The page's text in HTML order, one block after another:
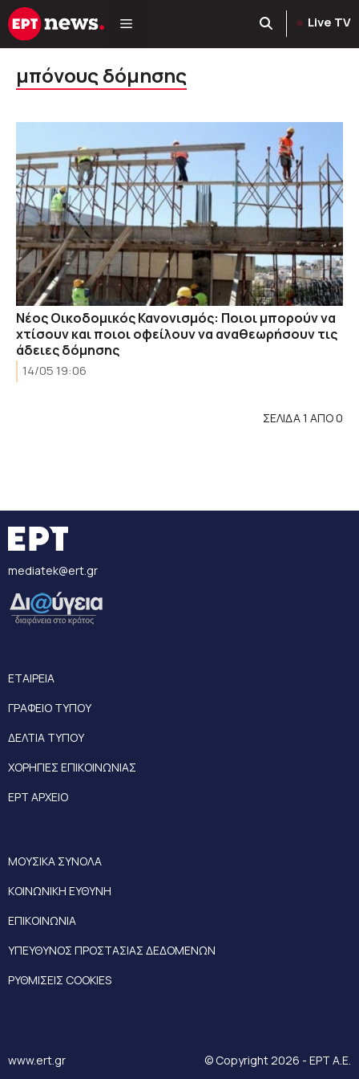
Μετάβαση
σε
Live TV
μπόνους δόμησης
Νέος Οικοδομικός Κανονισμός: Ποιοι μπορούν να
χτίσουν και ποιοι οφείλουν να αναθεωρήσουν τις
άδειες δόμησης
14/05 19:06
ΣΕΛΙΔΑ 1 ΑΠΟ 0
mediatek@ert.gr
ΕΤΑΙΡΕΙΑ
ΓΡΑΦΕΙΟ ΤΥΠΟΥ
ΔΕΛΤΙΑ ΤΥΠΟΥ
ΧΟΡΗΓΙΕΣ ΕΠΙΚΟΙΝΩΝΙΑΣ
ΕΡΤ ΑΡΧΕΙΟ
ΜΟΥΣΙΚΑ ΣΥΝΟΛΑ
ΚΟΙΝΩΝΙΚΗ ΕΥΘΥΝΗ
ΕΠΙΚΟΙΝΩΝΙΑ
ΥΠΕΥΘΥΝΟΣ ΠΡΟΣΤΑΣΙΑΣ ΔΕΔΟΜΕΝΩΝ
ΡΥΘΜΙΣΕΙΣ COOKIES
www.ert.gr © Copyright 2026 - ΕΡΤ Α.Ε.